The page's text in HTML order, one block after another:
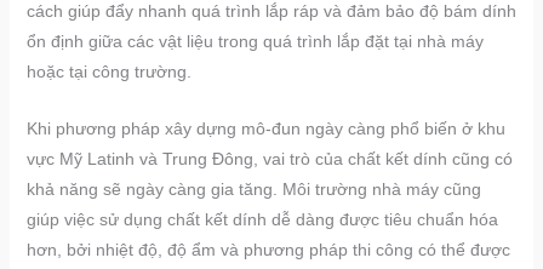
cách giúp đẩy nhanh quá trình lắp ráp và đảm bảo độ bám dính
ổn định giữa các vật liệu trong quá trình lắp đặt tại nhà máy
hoặc tại công trường.
Khi phương pháp xây dựng mô-đun ngày càng phổ biến ở khu
vực Mỹ Latinh và Trung Đông, vai trò của chất kết dính cũng có
khả năng sẽ ngày càng gia tăng. Môi trường nhà máy cũng
giúp việc sử dụng chất kết dính dễ dàng được tiêu chuẩn hóa
hơn, bởi nhiệt độ, độ ẩm và phương pháp thi công có thể được